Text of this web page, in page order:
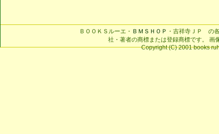
ＢＯＯＫＳルーエ・ ＢＭＳＨＯＰ ・吉祥寺ＪＰ の
社・著者の商標または登録商標です。 画
Copyright (C) 2001 books